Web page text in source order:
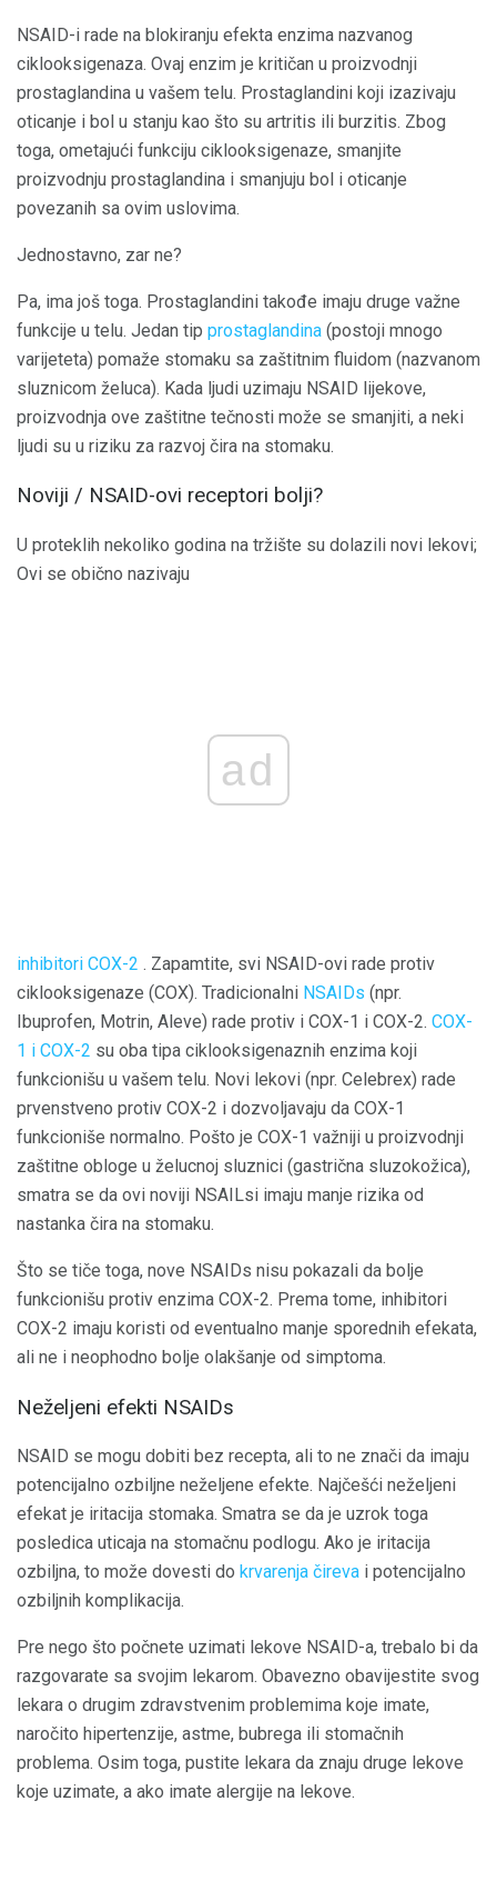
NSAID-i rade na blokiranju efekta enzima nazvanog
ciklooksigenaza. Ovaj enzim je kritičan u proizvodnji
prostaglandina u vašem telu. Prostaglandini koji izazivaju
oticanje i bol u stanju kao što su artritis ili burzitis. Zbog
toga, ometajući funkciju ciklooksigenaze, smanjite
proizvodnju prostaglandina i smanjuju bol i oticanje
povezanih sa ovim uslovima.
Jednostavno, zar ne?
Pa, ima još toga. Prostaglandini takođe imaju druge važne
funkcije u telu. Jedan tip prostaglandina (postoji mnogo
varijeteta) pomaže stomaku sa zaštitnim fluidom (nazvanom
sluznicom želuca). Kada ljudi uzimaju NSAID lijekove,
proizvodnja ove zaštitne tečnosti može se smanjiti, a neki
ljudi su u riziku za razvoj čira na stomaku.
Noviji / NSAID-ovi receptori bolji?
U proteklih nekoliko godina na tržište su dolazili novi lekovi;
Ovi se obično nazivaju
ad
inhibitori COX-2 . Zapamtite, svi NSAID-ovi rade protiv
ciklooksigenaze (COX). Tradicionalni NSAIDs (npr.
Ibuprofen, Motrin, Aleve) rade protiv i COX-1 i COX-2. COX-
1 i COX-2 su oba tipa ciklooksigenaznih enzima koji
funkcionišu u vašem telu. Novi lekovi (npr. Celebrex) rade
prvenstveno protiv COX-2 i dozvoljavaju da COX-1
funkcioniše normalno. Pošto je COX-1 važniji u proizvodnji
zaštitne obloge u želucnoj sluznici (gastrična sluzokožica),
smatra se da ovi noviji NSAILsi imaju manje rizika od
nastanka čira na stomaku.
Što se tiče toga, nove NSAIDs nisu pokazali da bolje
funkcionišu protiv enzima COX-2. Prema tome, inhibitori
COX-2 imaju koristi od eventualno manje sporednih efekata,
ali ne i neophodno bolje olakšanje od simptoma.
Neželjeni efekti NSAIDs
NSAID se mogu dobiti bez recepta, ali to ne znači da imaju
potencijalno ozbiljne neželjene efekte. Najčešći neželjeni
efekat je iritacija stomaka. Smatra se da je uzrok toga
posledica uticaja na stomačnu podlogu. Ako je iritacija
ozbiljna, to može dovesti do krvarenja čireva i potencijalno
ozbiljnih komplikacija.
Pre nego što počnete uzimati lekove NSAID-a, trebalo bi da
razgovarate sa svojim lekarom. Obavezno obavijestite svog
lekara o drugim zdravstvenim problemima koje imate,
naročito hipertenzije, astme, bubrega ili stomačnih
problema. Osim toga, pustite lekara da znaju druge lekove
koje uzimate, a ako imate alergije na lekove.